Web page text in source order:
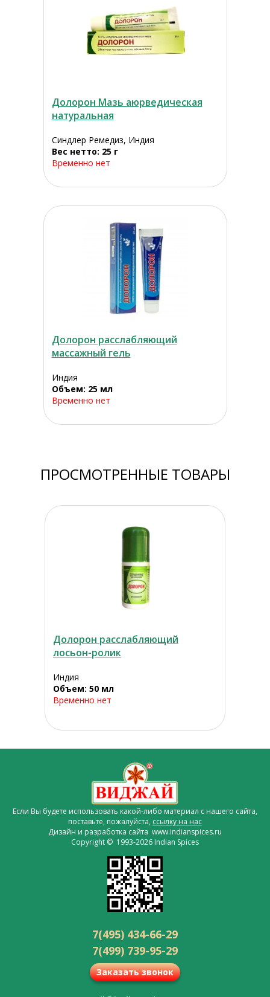
Долорон Мазь аюрведическая
натуральная
Синдлер Ремедиз, Индия
Вес нетто: 25 г
Временно нет
Долорон расслабляющий
массажный гель
Индия
Объем: 25 мл
Временно нет
ПРОСМОТРЕННЫЕ ТОВАРЫ
Долорон расслабляющий
лосьон-ролик
Индия
Объем: 50 мл
Временно нет
Если Вы будете использовать какой-либо материал с нашего сайта,
поставьте, пожалуйста, ссылку на нас
Дизайн и разработка сайта www.indianspices.ru
Copyright © 1993-2026 Indian Spices
7(495) 434-66-29
7(499) 739-95-29
Заказать звонок